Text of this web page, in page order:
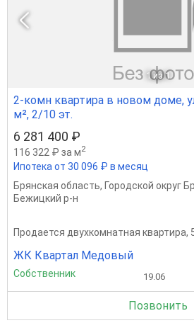
1 из 1
2-комн квартира в новом доме,
м², 2/10 эт.
6 281 400 ₽
116 322 ₽ за м2
Ипотека от 30 096 ₽ в месяц
Брянская область, Городской округ
Бежицкий р-н
Продается двухкомнатная квартира,
ЖК Квартал Медовый
Собственник 19.06
Позвонить